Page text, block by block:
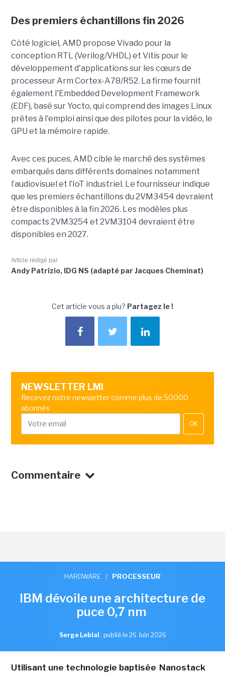
Des premiers échantillons fin 2026
Côté logiciel, AMD propose Vivado pour la
conception RTL (Verilog/VHDL) et Vitis pour le
développement d'applications sur les cœurs de
processeur Arm Cortex-A78/R52. La firme fournit
également l'Embedded Development Framework
(EDF), basé sur Yocto, qui comprend des images Linux
prêtes à l'emploi ainsi que des pilotes pour la vidéo, le
GPU et la mémoire rapide.
Avec ces puces, AMD cible le marché des systèmes
embarqués dans différents domaines notamment
l’audiovisuel et l’IoT industriel. Le fournisseur indique
que les premiers échantillons du 2VM3454 devraient
être disponibles à la fin 2026. Les modèles plus
compacts 2VM3254 et 2VM3104 devraient être
disponibles en 2027.
Article rédigé par
Andy Patrizio, IDG NS (adapté par Jacques Cheminat)
Cet article vous a plu? Partagez le !
NEWSLETTER LMI
Recevez notre newsletter comme plus de 50000
abonnés
OK
Commentaire
HARDWARE / PROCESSEUR
IBM dévoile une architecture de
puce 0,7 nm
Serge Leblal , publié le 26 Juin 2026
Utilisant une technologie baptisée Nanostack